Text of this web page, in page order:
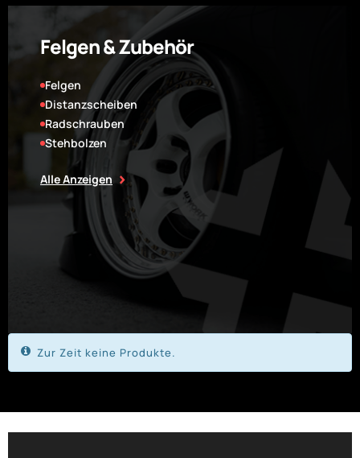
Felgen & Zubehör
Felgen
Distanzscheiben
Radschrauben
Stehbolzen
Alle Anzeigen
Zur Zeit keine Produkte.